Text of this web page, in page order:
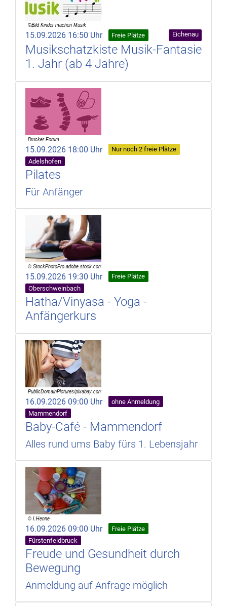
15.09.2026 16:50 Uhr Freie Plätze Eichenau
Musikschatzkiste Musik-Fantasie
1. Jahr (ab 4 Jahre)
15.09.2026 18:00 Uhr
Nur noch 2 freie Plätze
Adelshofen
Pilates
Für Anfänger
15.09.2026 19:30 Uhr
Freie Plätze
Oberschweinbach
Hatha/Vinyasa - Yoga -
Anfängerkurs
16.09.2026 09:00 Uhr
ohne Anmeldung
Mammendorf
Baby-Café - Mammendorf
Alles rund ums Baby fürs 1. Lebensjahr
16.09.2026 09:00 Uhr
Freie Plätze
Fürstenfeldbruck
Freude und Gesundheit durch
Bewegung
Anmeldung auf Anfrage möglich